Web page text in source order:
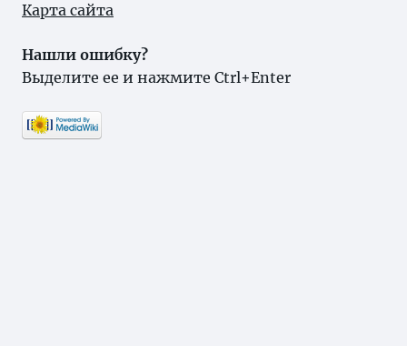
Карта сайта
Нашли ошибку?
Выделите ее и нажмите Ctrl+Enter